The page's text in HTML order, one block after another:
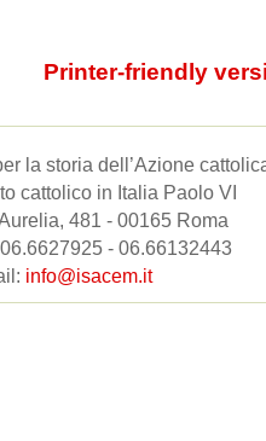
Printer-friendly
la storia dell’Azione
cattolico in Italia Paolo VI
481 - 00165 Roma
- 06.66132443
info@isacem.it